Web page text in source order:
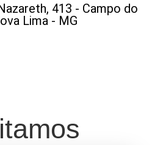
413 - Campo do
Lima - MG